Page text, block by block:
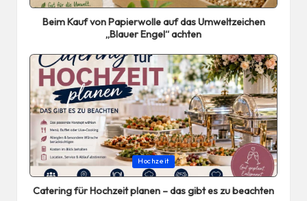
in
Beim Kauf von Papierwolle auf das Umweltzeichen
„Blauer Engel“ achten
Posted
in
Hochzeit
Catering für Hochzeit planen – das gibt es zu beachten